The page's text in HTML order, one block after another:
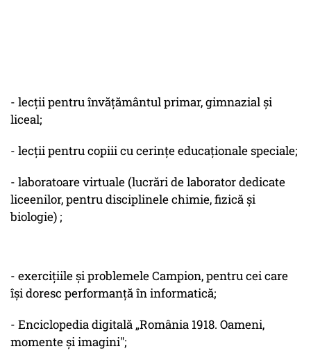
- lecții pentru învățământul primar, gimnazial și
liceal;
- lecții pentru copiii cu cerințe educaționale speciale;
- laboratoare virtuale (lucrări de laborator dedicate
liceenilor, pentru disciplinele chimie, fizică și
biologie) ;
- exercițiile și problemele Campion, pentru cei care
își doresc performanță în informatică;
- Enciclopedia digitală „România 1918. Oameni,
momente și imagini";